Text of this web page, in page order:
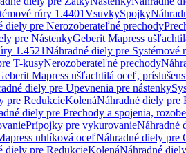
rúry 1.4401VsuvkySpojky
diely pre Nerozoberateľné prechody
pre NástenkyGeberit Mapress
1.4521Náhradné diely pre Systémové
T-kusyNerozoberateľné prechody
Mapress ušľachtilá oceľ,
diely pre Upevnenia pre nástenky
pre RedukcieKolenáNáhradné diely pre
diely pre Prechody a spojenia,
Prípojky pre vykurovanieNáhradné
uhlíková oceľNáhradné diely pre
diely pre RedukcieKolenáNáhradné